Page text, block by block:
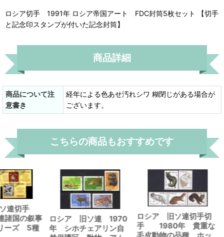
ロシア切手 1991年 ロシア帝国アート FDC封筒5枚セット 【切手
と記念印スタンプが付いた記念封筒】
商品詳細
商品について注
意書き
経年による色あせ汚れシワ 糊閉じがある場合が
ございます。
こちらの商品もおすすめです
連切手
諸国の叙事
ーズ 5種
ロシア 旧ソ連 1970
年 シホチェアリン自
ロシア 旧ソ連切手切
手 1980年 貴重な